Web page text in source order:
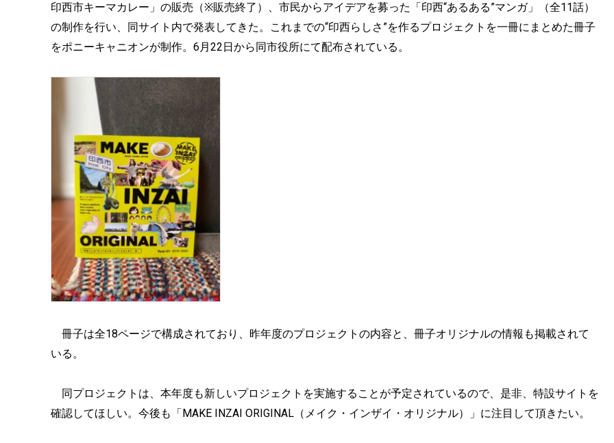
印西市キーマカレー」の販売（※販売終了）、市民からアイデアを募った「印西“あるある”マンガ」（全11話）
の制作を行い、同サイト内で発表してきた。これまでの“印西らしさ”を作るプロジェクトを一冊にまとめた冊子
をポニーキャニオンが制作。6月22日から同市役所にて配布されている。
冊子は全18ページで構成されており、昨年度のプロジェクトの内容と、冊子オリジナルの情報も掲載されて
いる。
同プロジェクトは、本年度も新しいプロジェクトを実施することが予定されているので、是非、特設サイトを
確認してほしい。今後も「MAKE INZAI ORIGINAL（メイク・インザイ・オリジナル）」に注目して頂きたい。